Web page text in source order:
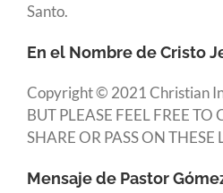
Santo.
En el Nombre de Cristo
Copyright © 2021 Christian
BUT PLEASE FEEL FREE TO
SHARE OR PASS ON
Mensaje de Pastor